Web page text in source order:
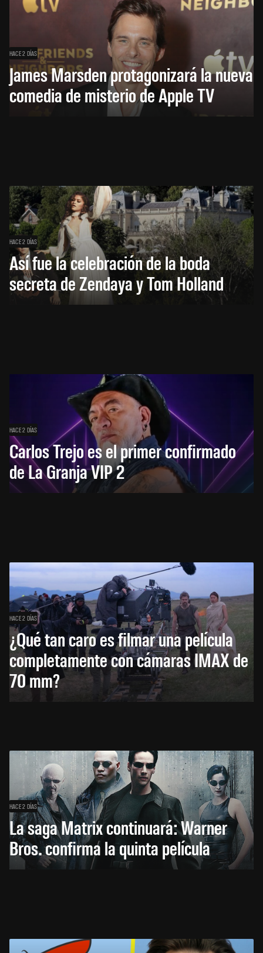
HACE 2 DÍAS
James Marsden protagonizará la nueva
comedia de misterio de Apple TV
HACE 2 DÍAS
Así fue la celebración de la boda
secreta de Zendaya y Tom Holland
HACE 2 DÍAS
Carlos Trejo es el primer confirmado
de La Granja VIP 2
HACE 2 DÍAS
¿Qué tan caro es filmar una película
completamente con cámaras IMAX de
70 mm?
HACE 2 DÍAS
La saga Matrix continuará: Warner
Bros. confirma la quinta película